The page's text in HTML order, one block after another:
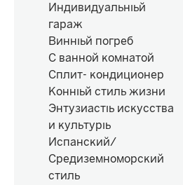
Индивидуальный
гараж
Винный погреб
С ванной комнатой
Сплит- кондиционер
Конный стиль жизни
Энтузиасты искусства
и культуры
Испанский/
Средиземноморский
стиль